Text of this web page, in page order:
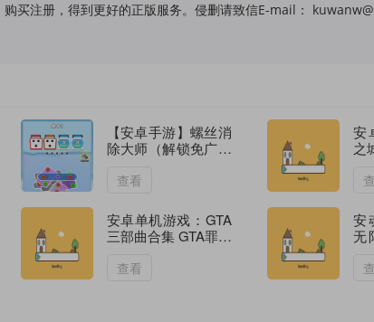
买注册，得到更好的正版服务。侵删请致信E-mail：
【安卓手游】螺丝消
除大师（解锁免广告
戏43MB
查看
安
之
安卓单机游戏：GTA
三部曲合集 GTA罪恶
斯/侠盗猎车手3
查看
安
无